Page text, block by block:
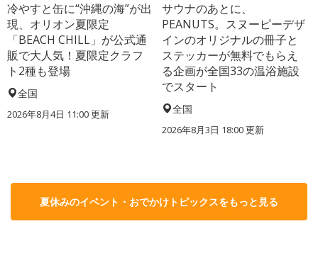
冷やすと缶に“沖縄の海”が出
現、オリオン夏限定
「BEACH CHILL」が公式通
販で大人気！夏限定クラフ
ト2種も登場
全国
2026年8月4日 11:00更新
サウナのあとに、
PEANUTS。スヌーピーデザ
インのオリジナルの冊子と
ステッカーが無料でもらえ
る企画が全国33の温浴施設
でスタート
全国
2026年8月3日 18:00更新
夏休みのイベント・おでかけトピックスをもっと見る